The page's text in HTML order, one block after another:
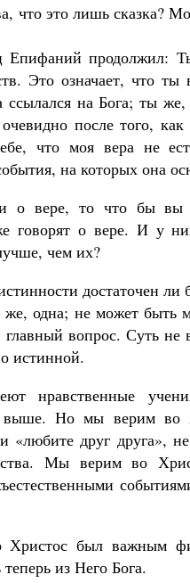
что это лишь сказка?
Епифаний продолжил:
Это означает, что
на Бога; ты
после того,
что моя вера не
на которых она
о вере, то что бы вы
говорят о вере. И у
чем их?
достаточен ли
одна; не может быть
вопрос. Суть не
истинной.
нравственные
выше. Но мы верим
«любите друг друга»,
Мы верим во
Христос был важным
из Него Бога.